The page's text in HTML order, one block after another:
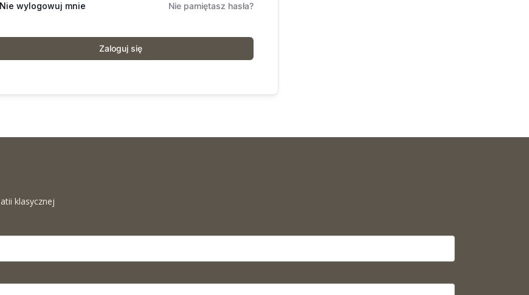
Nie wylogowuj mnie Nie pamiętasz hasła?
Zaloguj się
klasycznej